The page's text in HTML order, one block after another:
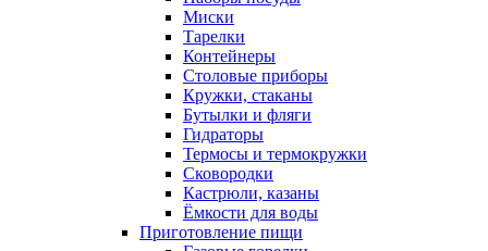
Миски
Тарелки
Контейнеры
Столовые приборы
Кружки, стаканы
Бутылки и фляги
Гидраторы
Термосы и термокружки
Сковородки
Кастрюли, казаны
Ёмкости для воды
Приготовление пищи